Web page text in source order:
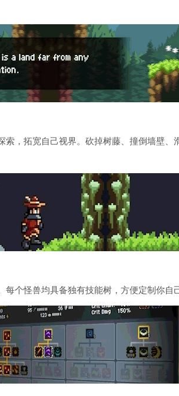
索，拓宽自己视界。砍掉树藤、撞倒墙壁
个怪兽均具备独有技能树，方便定制你自